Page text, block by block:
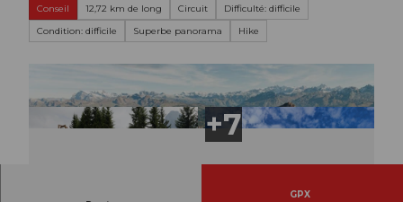
Conseil 12,72 km de long Circuit
Difficulté: difficile
Condition: difficile
Superbe panorama Hike
GPX